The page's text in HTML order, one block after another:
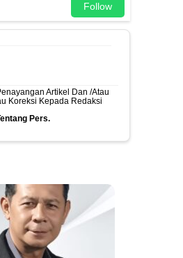
Follow
Artikel Dan /Atau
Koreksi Kepada Redaksi
Pers.